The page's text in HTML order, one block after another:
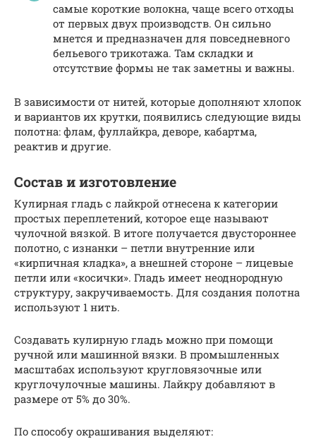
самые короткие волокна, чаще всего отходы
от первых двух производств. Он сильно
мнется и предназначен для повседневного
бельевого трикотажа. Там складки и
отсутствие формы не так заметны и важны.
В зависимости от нитей, которые дополняют хлопок
и вариантов их крутки, появились следующие виды
полотна: флам, фуллайкра, деворе, кабартма,
реактив и другие.
Состав и изготовление
Кулирная гладь с лайкрой отнесена к категории
простых переплетений, которое еще называют
чулочной вязкой. В итоге получается двустороннее
полотно, с изнанки – петли внутренние или
«кирпичная кладка», а внешней стороне – лицевые
петли или «косички». Гладь имеет неоднородную
структуру, закручиваемость. Для создания полотна
используют 1 нить.
Создавать кулирную гладь можно при помощи
ручной или машинной вязки. В промышленных
масштабах используют кругловязочные или
круглочулочные машины. Лайкру добавляют в
размере от 5% до 30%.
По способу окрашивания выделяют: